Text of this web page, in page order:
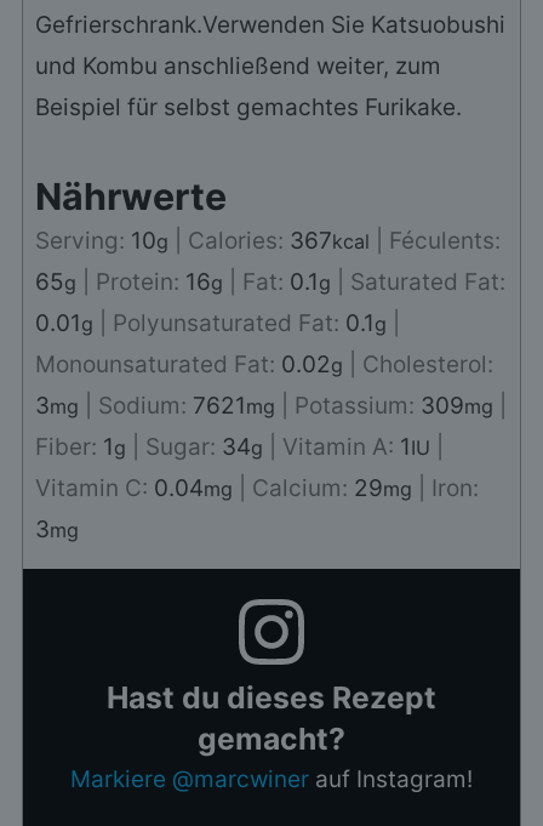
Gefrierschrank.Verwenden Sie Katsuobushi
und Kombu anschließend weiter, zum
Beispiel für selbst gemachtes Furikake.
Nährwerte
Serving: 10g Calories: 367kcal
Féculents:
65g Protein: 16g Fat: 0.1g
Saturated Fat:
0.01g Polyunsaturated Fat: 0.1g
Monounsaturated Fat: 0.02g
Cholesterol:
3mg Sodium: 7621mg Potassium: 309mg
Fiber: 1g Sugar: 34g Vitamin A: 1IU
Vitamin C: 0.04mg Calcium: 29mg
Iron:
3mg
Hast du dieses Rezept
gemacht?
Markiere @marcwiner auf Instagram!